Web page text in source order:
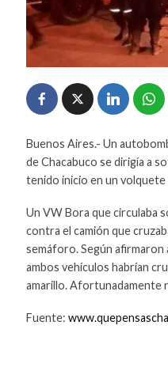
Buenos Aires.- Un
de Chacabuco se dirigía a
tenido inicio en un volquete
Un VW Bora que circulaba
contra el camión que
semáforo. Según
ambos vehículos habrían
amarillo. Afortunadamente
Fuente: